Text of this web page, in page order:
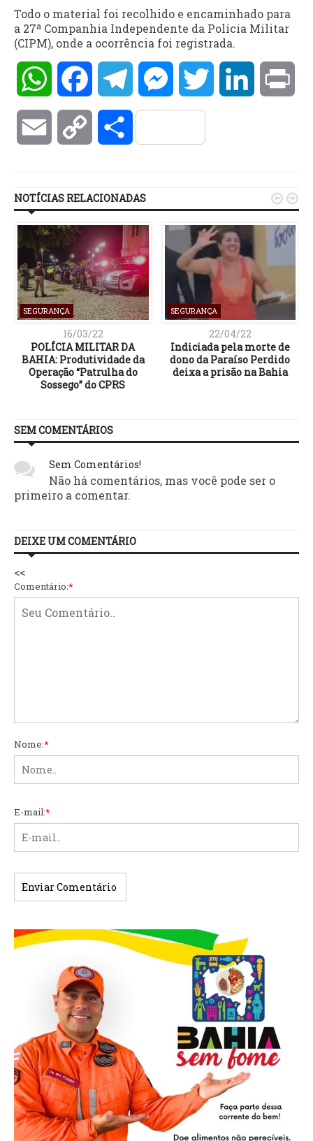
Todo o material foi recolhido e encaminhado para
a 27ª Companhia Independente da Polícia Militar
(CIPM), onde a ocorrência foi registrada.
WhatsAppFacebookTelegramMessengerTwitter LinkedIn
Email Copy Compartilhar
NOTÍCIAS RELACIONADAS
SEGURANÇA
16/03/22
POLÍCIA MILITAR DA
BAHIA: Produtividade da
Operação “Patrulha do
Sossego” do CPRS
SEGURANÇA
22/04/22
Indiciada pela morte de
dono da Paraíso Perdido
deixa a prisão na Bahia
 
SEM COMENTÁRIOS
Sem Comentários!
Não há comentários, mas você pode ser o
primeiro a comentar.
DEIXE UM COMENTÁRIO
<<
Comentário:*
Nome:*
E-mail:*